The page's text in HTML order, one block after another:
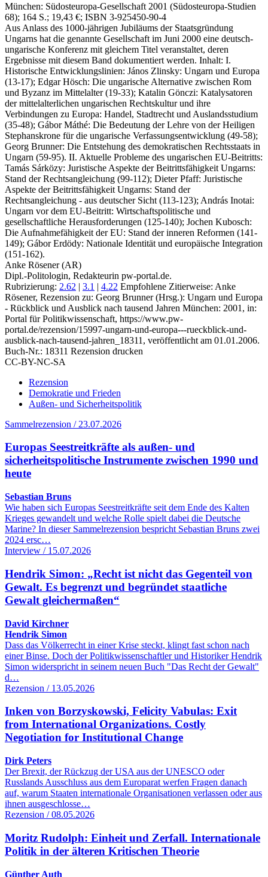
München: Südosteuropa-Gesellschaft 2001 (Südosteuropa-Studien
68); 164 S.; 19,43 €; ISBN 3-925450-90-4
Aus Anlass des 1000-jährigen Jubiläums der Staatsgründung
Ungarns hat die genannte Gesellschaft im Juni 2000 eine deutsch-
ungarische Konferenz mit gleichem Titel veranstaltet, deren
Ergebnisse mit diesem Band dokumentiert werden. Inhalt: I.
Historische Entwicklungslinien: János Zlinsky: Ungarn und Europa
(13-17); Edgar Hösch: Die ungarische Alternative zwischen Rom
und Byzanz im Mittelalter (19-33); Katalin Gönczi: Katalysatoren
der mittelalterlichen ungarischen Rechtskultur und ihre
Verbindungen zu Europa: Handel, Stadtrecht und Auslandsstudium
(35-48); Gábor Máthé: Die Bedeutung der Lehre von der Heiligen
Stephanskrone für die ungarische Verfassungsentwicklung (49-58);
Georg Brunner: Die Entstehung des demokratischen Rechtsstaats in
Ungarn (59-95). II. Aktuelle Probleme des ungarischen EU-Beitritts:
Tamás Sárközy: Juristische Aspekte der Beitrittsfähigkeit Ungarns:
Stand der Rechtsangleichung (99-112); Dieter Pfaff: Juristische
Aspekte der Beitrittsfähigkeit Ungarns: Stand der
Rechtsangleichung - aus deutscher Sicht (113-123); András Inotai:
Ungarn vor dem EU-Beitritt: Wirtschaftspolitische und
gesellschaftliche Herausforderungen (125-140); Jochen Kubosch:
Die Aufnahmefähigkeit der EU: Stand der inneren Reformen (141-
149); Gábor Erdödy: Nationale Identität und europäische Integration
(151-162).
Anke Rösener (AR)
Dipl.-Politologin, Redakteurin pw-portal.de.
Rubrizierung: 2.62 | 3.1 | 4.22 Empfohlene Zitierweise: Anke
Rösener, Rezension zu: Georg Brunner(Hrsg.): Ungarn und Europa
- Rückblick und Ausblick nach tausend Jahren München: 2001, in:
Portal für Politikwissenschaft, https://www.pw-
portal.de/rezension/15997-ungarn-und-europa---rueckblick-und-
ausblick-nach-tausend-jahren_18311, veröffentlicht am 01.01.2006.
Buch-Nr.: 18311 Rezension drucken
CC-BY-NC-SA
Rezension
Demokratie und Frieden
Außen- und Sicherheitspolitik
Sammelrezension / 23.07.2026
Europas Seestreitkräfte als außen- und
sicherheitspolitische Instrumente zwischen 1990 und
heute
Sebastian Bruns
Wie haben sich Europas Seestreitkräfte seit dem Ende des Kalten
Krieges gewandelt und welche Rolle spielt dabei die Deutsche
Marine? In dieser Sammelrezension bespricht Sebastian Bruns zwei
2024 ersc…
Interview / 15.07.2026
Hendrik Simon: „Recht ist nicht das Gegenteil von
Gewalt. Es begrenzt und begründet staatliche
Gewalt gleichermaßen“
David Kirchner
Hendrik Simon
Dass das Völkerrecht in einer Krise steckt, klingt fast schon nach
einer Binse. Doch der Politikwissenschaftler und Historiker Hendrik
Simon widerspricht in seinem neuen Buch "Das Recht der Gewalt"
d…
Rezension / 13.05.2026
Inken von Borzyskowski, Felicity Vabulas: Exit
from International Organizations. Costly
Negotiation for Institutional Change
Dirk Peters
Der Brexit, der Rückzug der USA aus der UNESCO oder
Russlands Ausschluss aus dem Europarat werfen Fragen danach
auf, warum Staaten internationale Organisationen verlassen oder aus
ihnen ausgeschlosse…
Rezension / 08.05.2026
Moritz Rudolph: Einheit und Zerfall. Internationale
Politik in der älteren Kritischen Theorie
Günther Auth